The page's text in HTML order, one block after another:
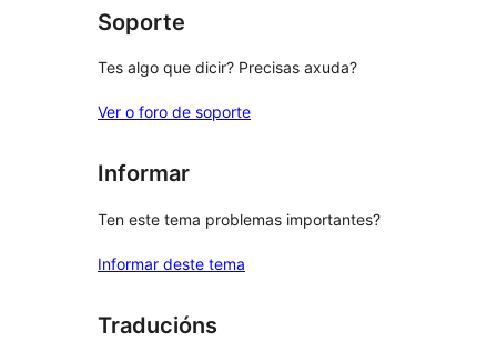
Soporte
Tes algo que dicir? Precisas axuda?
Ver o foro de soporte
Informar
Ten este tema problemas importantes?
Informar deste tema
Traducións